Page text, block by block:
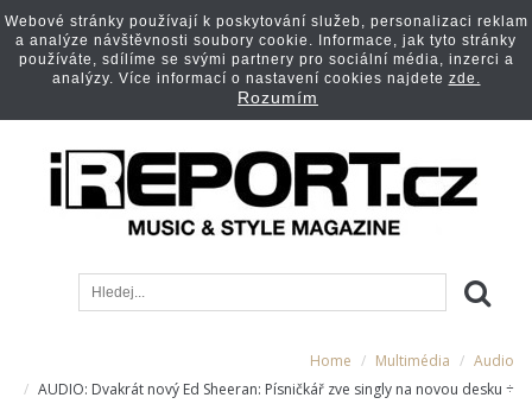
Home Multimédia
Audio
AUDIO: Dvakrát nový Ed Sheeran: Písničkář zve singly na novou desku ÷
Webové stránky používají k poskytování služeb, personalizaci reklam
a analýze návštěvnosti soubory cookie. Informace, jak tyto stránky
používáte, sdílíme se svými partnery pro sociální média, inzerci a
analýzy. Více informací o nastavení cookies najdete zde.
Rozumím